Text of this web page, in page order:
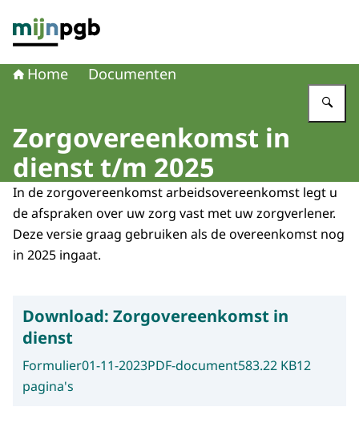
Home Documenten
Zorgovereenkomst in
dienst t/m 2025
In de zorgovereenkomst arbeidsovereenkomst legt u
de afspraken over uw zorg vast met uw zorgverlener.
Deze versie graag gebruiken als de overeenkomst nog
in 2025 ingaat.
Download: Zorgovereenkomst in
dienst
Formulier01-11-2023PDF-document583.22 KB12
pagina's